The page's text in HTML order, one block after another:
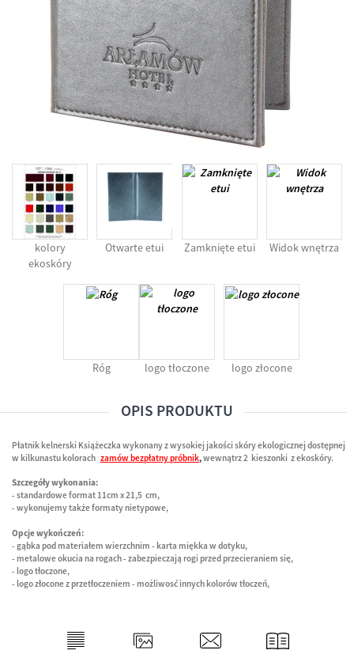
kolory
ekoskóry
Otwarte etui Zamknięte etui Widok wnętrza
Róg logo tłoczone logo złocone
OPIS PRODUKTU
Płatnik kelnerski Książeczka wykonany z wysokiej jakości skóry ekologicznej dostępnej
w kilkunastu kolorach zamów bezpłatny próbnik,wewnątrz 2 kieszonki z ekoskóry.
Szczegóły wykonania:
- standardowe format 11cm x 21,5 cm,
- wykonujemy także formaty nietypowe,
Opcje wykończeń:
- gąbka pod materiałem wierzchnim - karta miękka w dotyku,
- metalowe okucia na rogach - zabezpieczają rogi przed przecieraniem się,
- logo tłoczone,
- logo złocone z przetłoczeniem - możliwosć innych kolorów tłoczeń,